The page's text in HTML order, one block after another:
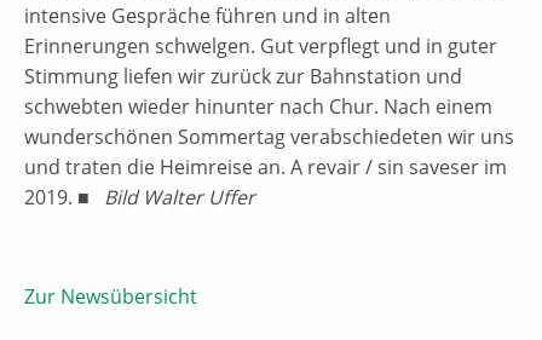
intensive Gespräche führen und in alten
Erinnerungen schwelgen. Gut verpflegt und in guter
Stimmung liefen wir zurück zur Bahnstation und
schwebten wieder hinunter nach Chur. Nach einem
wunderschönen Sommertag verabschiedeten wir uns
und traten die Heimreise an. A revair / sin saveser im
2019. ■ Bild Walter Uffer
Zur Newsübersicht